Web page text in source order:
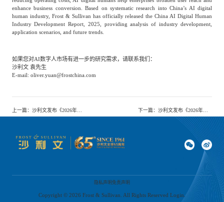
特种新材料 文化娱乐
教育与培训 航运及港口
沙利文中国分支机构
enhance business conversion. Based on systematic research into China’s AI digital
human industry, Frost & Sullivan has officially released the China AI Digital Human
Industry Development Report, 2025, providing analysis of industry development,
application scenarios, and future trends.
如果您对AI数字人市场有进一步的研究需求，请联系我们：
沙利文 袁先生
E-mail: oliver.yuan@frostchina.com
上一篇： 沙利文发布《2026年中国航空发动机、燃气轮机及火箭发动机热端部件行业独立研究报告》 下一篇： 沙利文发布《2026年中国眼科医疗设备行业白皮书》
隐私声明免责声明
Copyright © 2026 Frost & Sullivan. All Rights Reserved Login.